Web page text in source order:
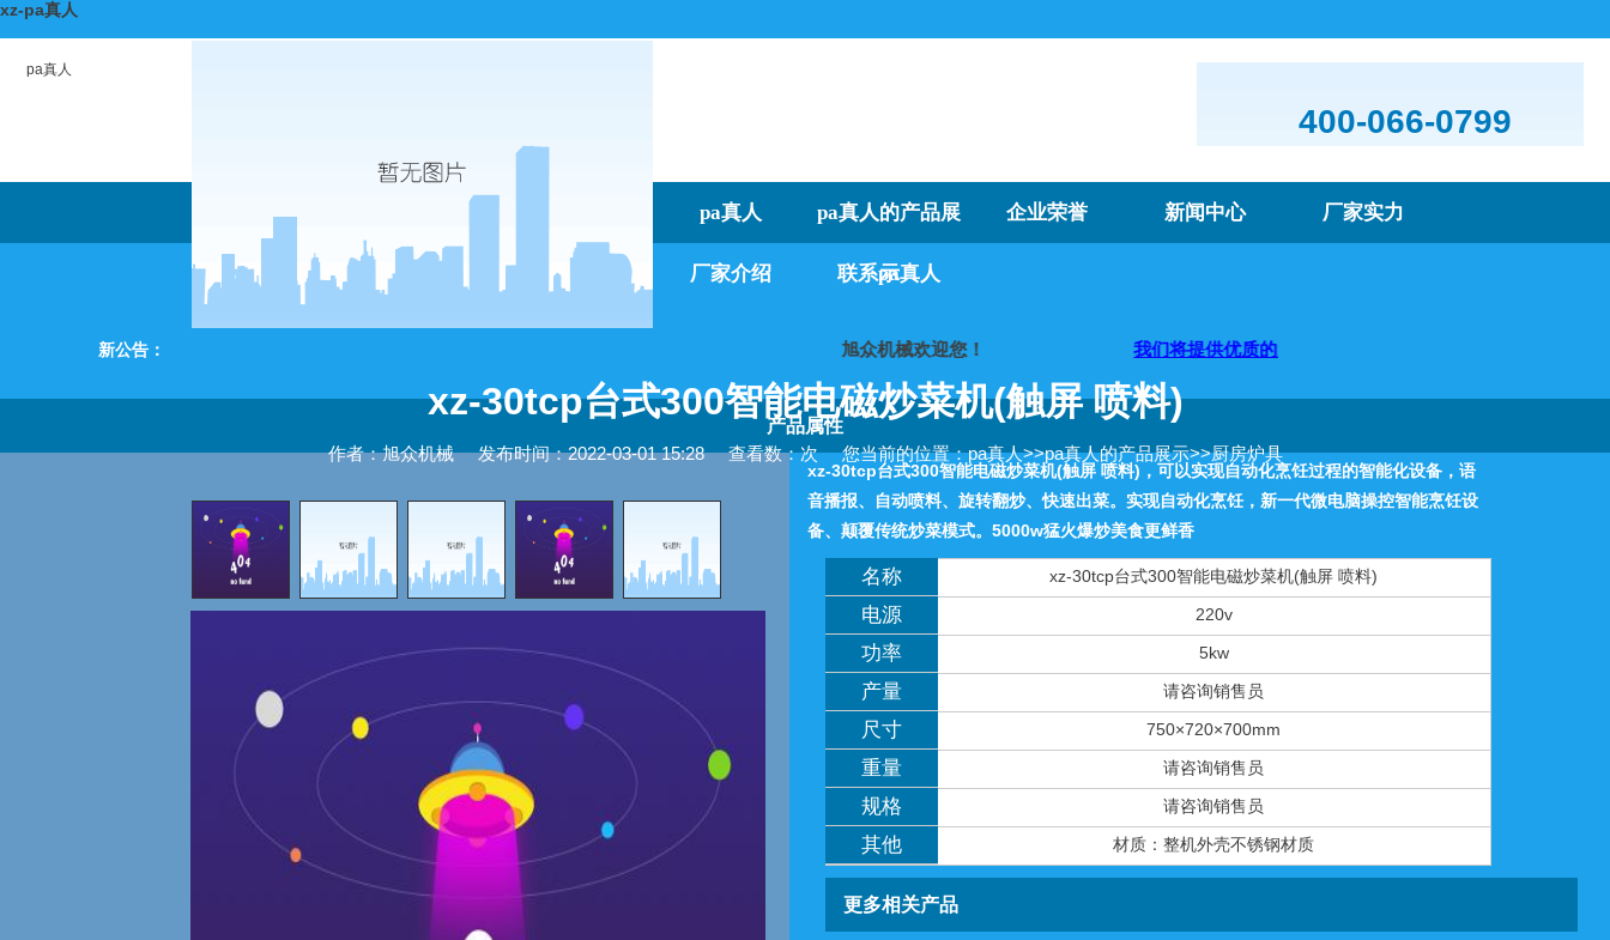
xz-pa真人
pa真人
400-066-0799
pa真人 pa真人的产品展
示
企业荣誉 新闻中心 厂家实力
厂家介绍 联系pa真人
新公告： 旭众机械欢迎您！ 我们将提供优质的产品及服务，欢迎咨询购买
xz-30tcp台式300智能电磁炒菜机(触屏 喷料)
作者：旭众机械 发布时间：2022-03-01 15:28 查看数：次 您当前的位置：pa真人>>pa真人的产品展示>>厨房炉具
产品属性
xz-30tcp台式300智能电磁炒菜机(触屏 喷料)，可以实现自动化烹饪过程的智能化设备，语
音播报、自动喷料、旋转翻炒、快速出菜。实现自动化烹饪，新一代微电脑操控智能烹饪设
备、颠覆传统炒菜模式。5000w猛火爆炒美食更鲜香
名称 xz-30tcp台式300智能电磁炒菜机(触屏 喷料)
电源 220v
功率 5kw
产量 请咨询销售员
尺寸 750×720×700mm
重量 请咨询销售员
规格 请咨询销售员
其他 材质：整机外壳不锈钢材质
更多相关产品